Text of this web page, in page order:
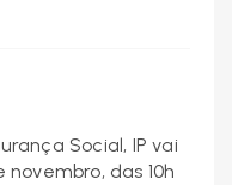
Social, IP vai
das 10h